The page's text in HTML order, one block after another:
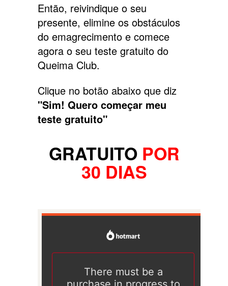
Então, reivindique o seu
presente, elimine os obstáculos
do emagrecimento e comece
agora o seu teste gratuito do
Queima Club.
Clique no botão abaixo que diz
"Sim! Quero começar meu
teste gratuito"
GRATUITO POR
30 DIAS